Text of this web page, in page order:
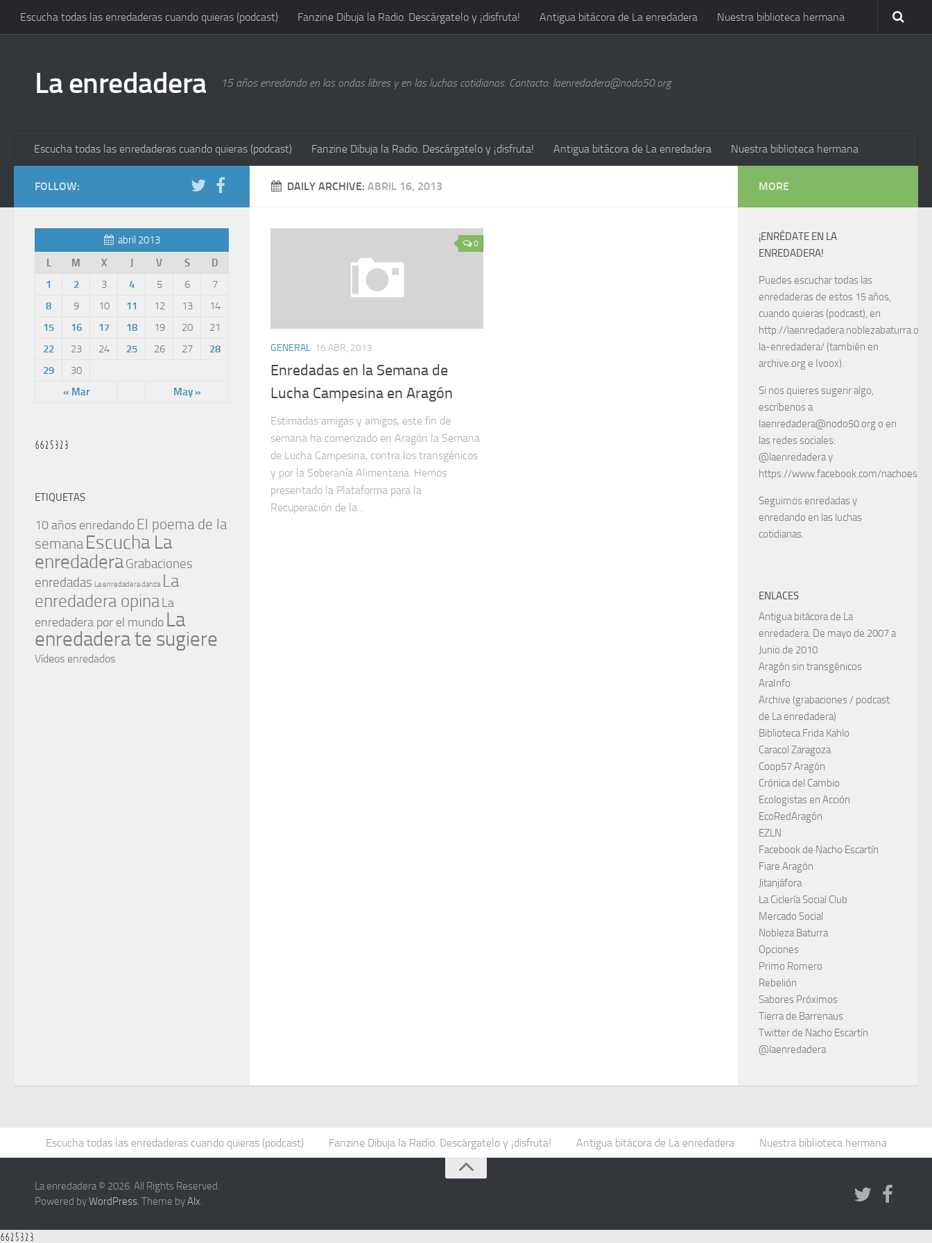
Escucha todas las enredaderas cuando quieras (podcast) Fanzine Dibuja la Radio. Descárgatelo y ¡disfruta! Antigua bitácora de La enredadera Nuestra biblioteca hermana
La enredadera 15 años enredando en las ondas libres y en las luchas cotidianas. Contacto: laenredadera@nodo50.org
Escucha todas las enredaderas cuando quieras (podcast) Fanzine Dibuja la Radio. Descárgatelo y ¡disfruta! Antigua bitácora de La enredadera Nuestra biblioteca hermana
DAILY ARCHIVE: ABRIL 16, 2013
0
GENERAL 16 ABR, 2013
Enredadas en la Semana de
Lucha Campesina en Aragón
Estimadas amigas y amigos, este fin de
semana ha comenzado en Aragón la Semana
de Lucha Campesina, contra los transgénicos
y por la Soberanía Alimentaria. Hemos
presentado la Plataforma para la
Recuperación de la...
FOLLOW:
abril 2013
L
M X J V S D
« Mar May »
1 2 3 4 5 6
7
8
9 10 11 12 13
14
15
16 17 18 19 20
21
22
23 24 25 26 27
28
29
30
ETIQUETAS
10 años enredando El poema de la
semana Escucha La
enredaderaGrabaciones
enredadas La enredadera danza La
enredadera opina La
enredadera por el mundo La
enredadera te sugiere
Vídeos enredados
MORE
¡ENRÉDATE EN LA
ENREDADERA!
Puedes escuchar todas las
enredaderas de estos 15 años,
cuando quieras (podcast), en
http://
la-enredadera/ (también en
archive.org e Ivoox).
Si nos quieres sugerir algo,
escríbenos a
laenredadera@nodo50.org o en
las redes sociales:
@laenredadera y
https://www.facebook.com/
Seguimos enredadas y
enredando en las luchas
cotidianas.
ENLACES
Antigua bitácora de La
enredadera. De mayo de 2007 a
Junio de 2010
Aragón sin transgénicos
AraInfo
Archive (grabaciones / podcast
de La enredadera)
Biblioteca Frida Kahlo
Caracol Zaragoza
Coop57 Aragón
Crónica del Cambio
Ecologistas en Acción
EcoRedAragón
EZLN
Facebook de Nacho Escartín
Fiare Aragón
Jitanjáfora
La Ciclería Social Club
Mercado Social
Nobleza Baturra
Opciones
Primo Romero
Rebelión
Sabores Próximos
Tierra de Barrenaus
Twitter de Nacho Escartín
@laenredadera
Escucha todas las enredaderas cuando quieras (podcast) Fanzine Dibuja la Radio. Descárgatelo y ¡disfruta! Antigua bitácora de La enredadera Nuestra biblioteca hermana
La enredadera © 2026. All Rights Reserved.
Powered byWordPress. Theme byAlx.